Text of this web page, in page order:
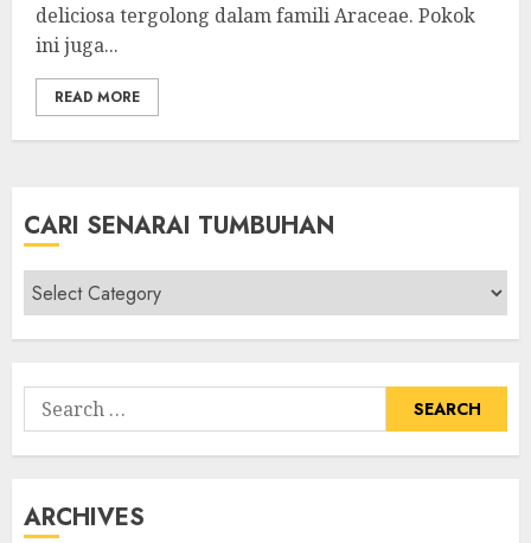
deliciosa tergolong dalam famili Araceae. Pokok
ini juga...
READ MORE
CARI SENARAI TUMBUHAN
Cari
Senarai
Tumbuhan
Search
for:
ARCHIVES